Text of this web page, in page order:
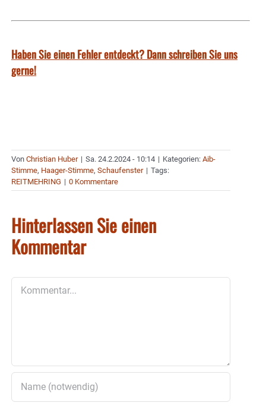
Haben Sie einen Fehler entdeckt? Dann schreiben Sie uns
gerne!
Von Christian Huber | Sa. 24.2.2024 - 10:14 | Kategorien: Aib-
Stimme, Haager-Stimme, Schaufenster | Tags:
REITMEHRING | 0 Kommentare
Hinterlassen Sie einen
Kommentar